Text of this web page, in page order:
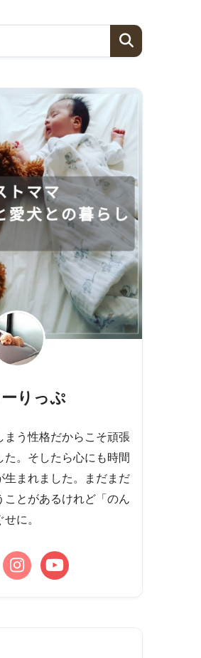
りっぷ
まう性格だからこそ頑張
た。そしたら心にも時間
生まれました。まだまだ
ことがあるけれど「のん
に。